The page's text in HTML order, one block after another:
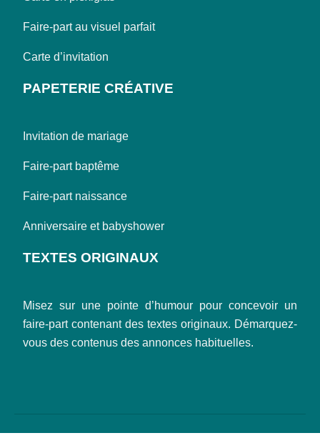
Faire-part au visuel parfait
Carte d’invitation
PAPETERIE CRÉATIVE
Invitation de mariage
Faire-part baptême
Faire-part naissance
Anniversaire et babyshower
TEXTES ORIGINAUX
Misez sur une pointe d’humour pour concevoir un
faire-part contenant des textes originaux. Démarquez-
vous des contenus des annonces habituelles.